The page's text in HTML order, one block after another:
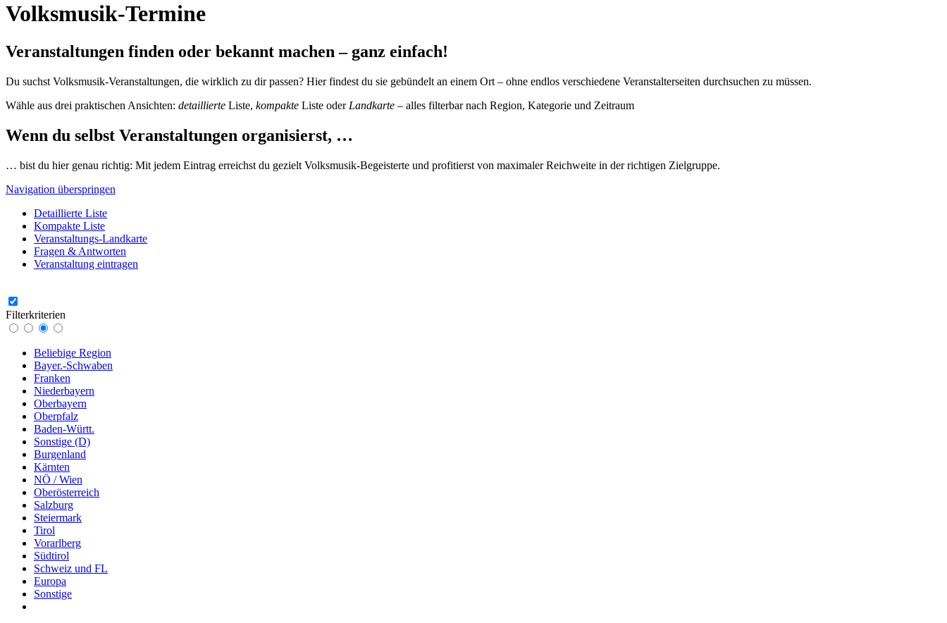
Volksmusik-Termine
Veranstaltungen finden oder bekannt machen – ganz einfach!
Du suchst Volksmusik-Veranstaltungen, die wirklich zu dir passen? Hier findest du sie gebündelt an einem Ort – ohne endlos verschiedene Veranstalterseiten durchsuchen zu müssen.
Wähle aus drei praktischen Ansichten: detaillierte Liste, kompakte Liste oder Landkarte – alles filterbar nach Region, Kategorie und Zeitraum
Wenn du selbst Veranstaltungen organisierst, …
… bist du hier genau richtig: Mit jedem Eintrag erreichst du gezielt Volksmusik-Begeisterte und profitierst von maximaler Reichweite in der richtigen Zielgruppe.
Navigation überspringen
Detaillierte Liste
Kompakte Liste
Veranstaltungs-Landkarte
Fragen & Antworten
Veranstaltung eintragen
Filterkriterien
Beliebige Region
Bayer.-Schwaben
Franken
Niederbayern
Oberbayern
Oberpfalz
Baden-Württ.
Sonstige (D)
Burgenland
Kärnten
NÖ / Wien
Oberösterreich
Salzburg
Steiermark
Tirol
Vorarlberg
Südtirol
Schweiz und FL
Europa
Sonstige